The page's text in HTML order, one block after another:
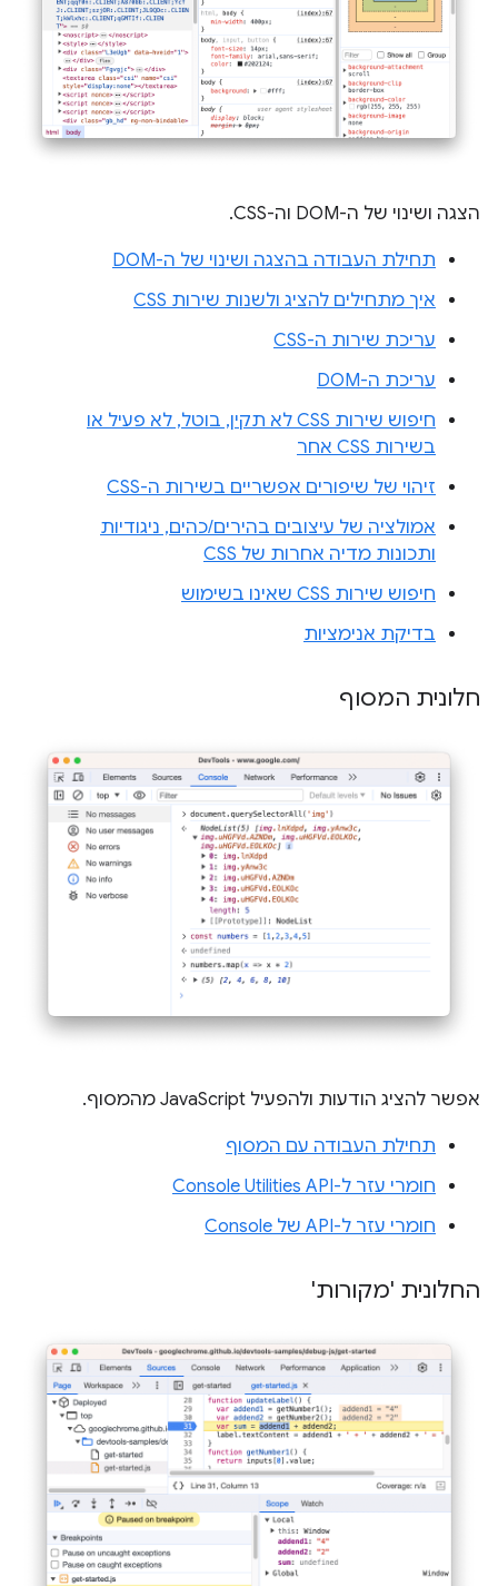
הצגה ושינוי של ה-DOM וה-CSS.
תחילת העבודה בהצגה ושינוי של ה-DOM
איך מתחילים להציג ולשנות שירות CSS
עריכת שירות ה-CSS
עריכת ה-DOM
חיפוש שירות CSS לא תקין, בוטל, לא פעיל או
בשירות CSS אחר
זיהוי של שיפורים אפשריים בשירות ה-CSS
אמולציה של עיצובים בהירים/כהים, ניגודיות
ותכונות מדיה אחרות של CSS
חיפוש שירות CSS שאינו בשימוש
בדיקת אנימציות
חלונית המסוף
אפשר להציג הודעות ולהפעיל JavaScript מהמסוף.
תחילת העבודה עם המסוף
חומרי עזר ל-Console Utilities API
חומרי עזר ל-API של Console
החלונית 'מקורות'